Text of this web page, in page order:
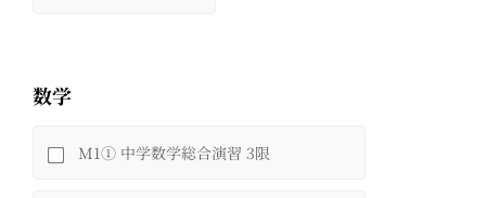
数学
M1① 中学数学総合演習 3限